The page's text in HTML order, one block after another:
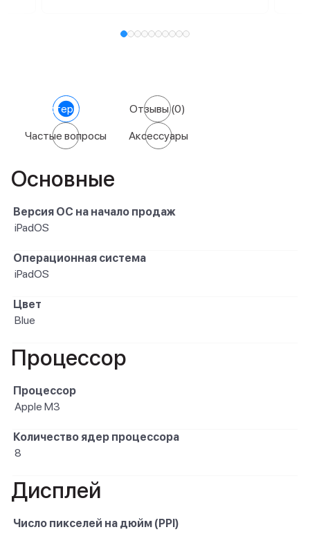
Характеристики Отзывы(0)
Частые вопросы Аксессуары
Основные
Версия ОС на начало продаж
iPadOS
Операционная система
iPadOS
Цвет
Blue
Процессор
Процессор
Apple M3
Количество ядер процессора
8
Дисплей
Число пикселей на дюйм (PPI)